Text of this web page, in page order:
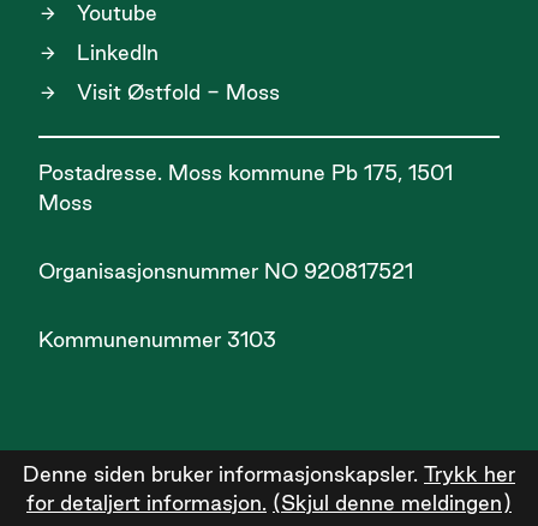
Youtube
LinkedIn
Visit Østfold - Moss
Postadresse. Moss kommune Pb 175, 1501
Moss
Organisasjonsnummer NO 920817521
Kommunenummer 3103
Denne siden bruker informasjonskapsler. Trykk her
for detaljert informasjon. (Skjul denne meldingen)